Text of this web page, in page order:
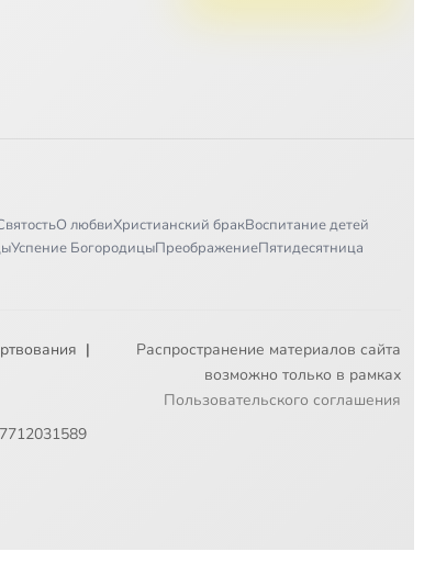
О любвиХристианский бракВоспитание детей
Успение БогородицыПреображениеПятидесятница
|
Распространение материалов сайта
возможно только в рамках
Пользовательского соглашения